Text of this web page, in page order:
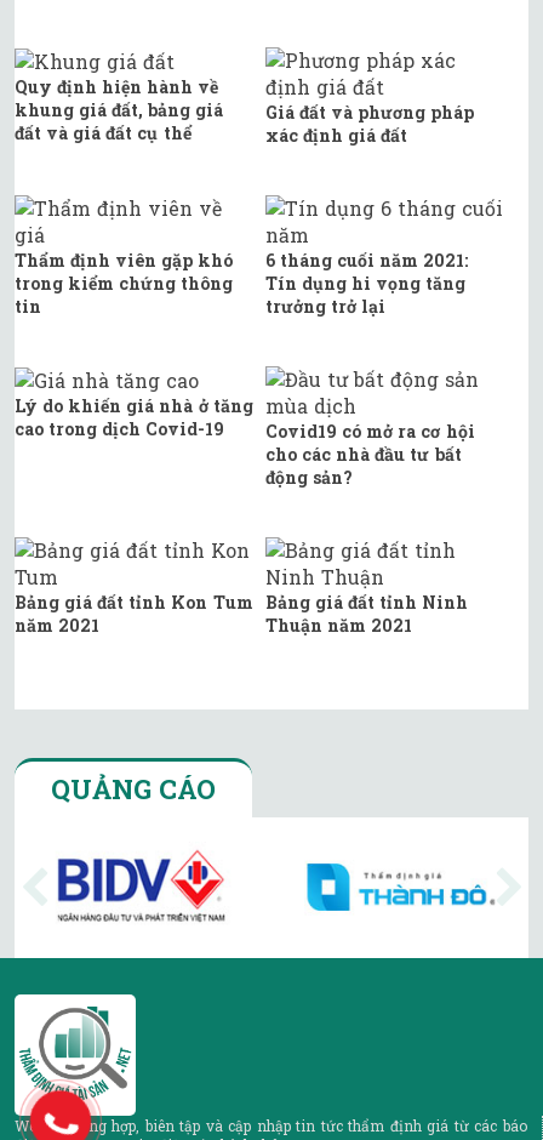
Quy định hiện hành về
khung giá đất, bảng giá
đất và giá đất cụ thể
Giá đất và phương pháp
xác định giá đất
Thẩm định viên gặp khó
trong kiểm chứng thông
tin
6 tháng cuối năm 2021:
Tín dụng hi vọng tăng
trưởng trở lại
Lý do khiến giá nhà ở tăng
cao trong dịch Covid-19
Covid19 có mở ra cơ hội
cho các nhà đầu tư bất
động sản?
Bảng giá đất tỉnh Kon Tum
năm 2021
Bảng giá đất tỉnh Ninh
Thuận năm 2021
QUẢNG CÁO
Website tổng hợp, biên tập và cập nhập tin tức thẩm định giá từ các báo